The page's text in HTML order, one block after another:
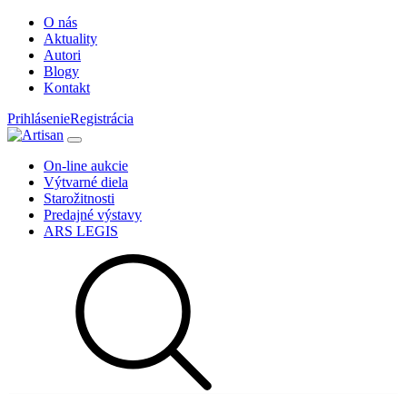
O nás
Aktuality
Autori
Blogy
Kontakt
PrihlásenieRegistrácia
On-line aukcie
Výtvarné diela
Starožitnosti
Predajné výstavy
ARS LEGIS